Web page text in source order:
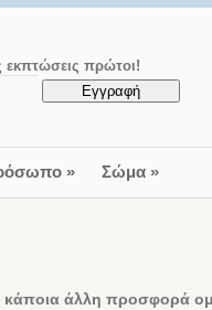
εκπτώσεις πρώτοι!
» Σώμα»
άλλη προσφορά